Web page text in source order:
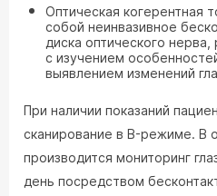
Оптическая когерентная
собой неинвазивное
диска оптического нерва,
с изучением
выявлением изменений
При наличии показаний
сканирование в B-режиме. В
производится мониторинг
день посредством